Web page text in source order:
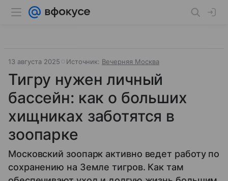
13 августа 2025 Источник: Вечерняя Москва
Тигру нужен личный
бассейн: как о больших
хищниках заботятся в
зоопарке
Московский зоопарк активно ведет работу по
сохранению на Земле тигров. Как там